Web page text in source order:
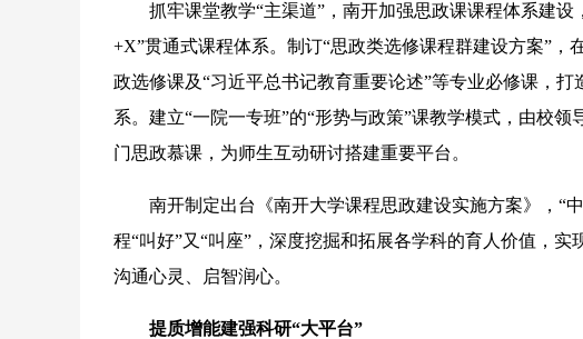
抓牢课堂教学“主渠道”，南开加强思政课课程体系建设
+X”贯通式课程体系。制订“思政类选修课程群建设方案”，
政选修课及“习近平总书记教育重要论述”等专业必修课，
系。建立“一院一专班”的“形势与政策”课教学模式，由校
门思政慕课，为师生互动研讨搭建重要平台。
南开制定出台《南开大学课程思政建设实施方案》，“中
程“叫好”又“叫座”，深度挖掘和拓展各学科的育人价值，
沟通心灵、启智润心。
提质增能建强科研“大平台”